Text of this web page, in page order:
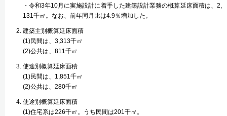
・令和3年10月に実施設計に着手した建築設計業務の概算延床面積は、2,
131千㎡。なお、前年同月比は4.9％増加した。
建築主別概算延床面積
(1)民間は、3,313千㎡
(2)公共は、811千㎡
使途別概算延床面積
(1)民間は、1,851千㎡
(2)公共は、280千㎡
使途別概算延床面積
(1)住宅系は226千㎡。うち民間は201千㎡。